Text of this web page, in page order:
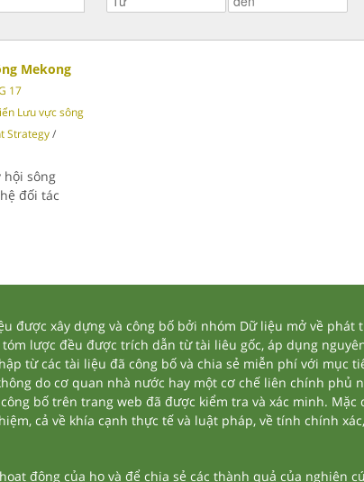
Mekong
17
Lưu vực sông
Strategy/
hội sông
đối tác
được xây dựng và công bố bởi nhóm Dữ liệu mở về phát
lược đều được trích dẫn từ tài liêu gốc, áp dụng
từ các tài liệu đã công bố và chia sẻ miễn phí với mục
do cơ quan nhà nước hay một cơ chế liên chính phủ
bố trên trang web đã được kiểm tra và xác minh. Mặc
cả về khía cạnh thực tế và luật pháp, về tính chính
động của họ và để chia sẻ các thành quả của nghiên